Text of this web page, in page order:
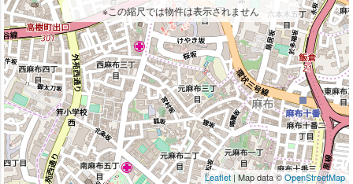
Leaflet| Map data ©OpenStreetMap
※この縮尺では物件は表示されません